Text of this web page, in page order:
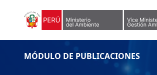
MÓDULO DE PUBLICACIONES